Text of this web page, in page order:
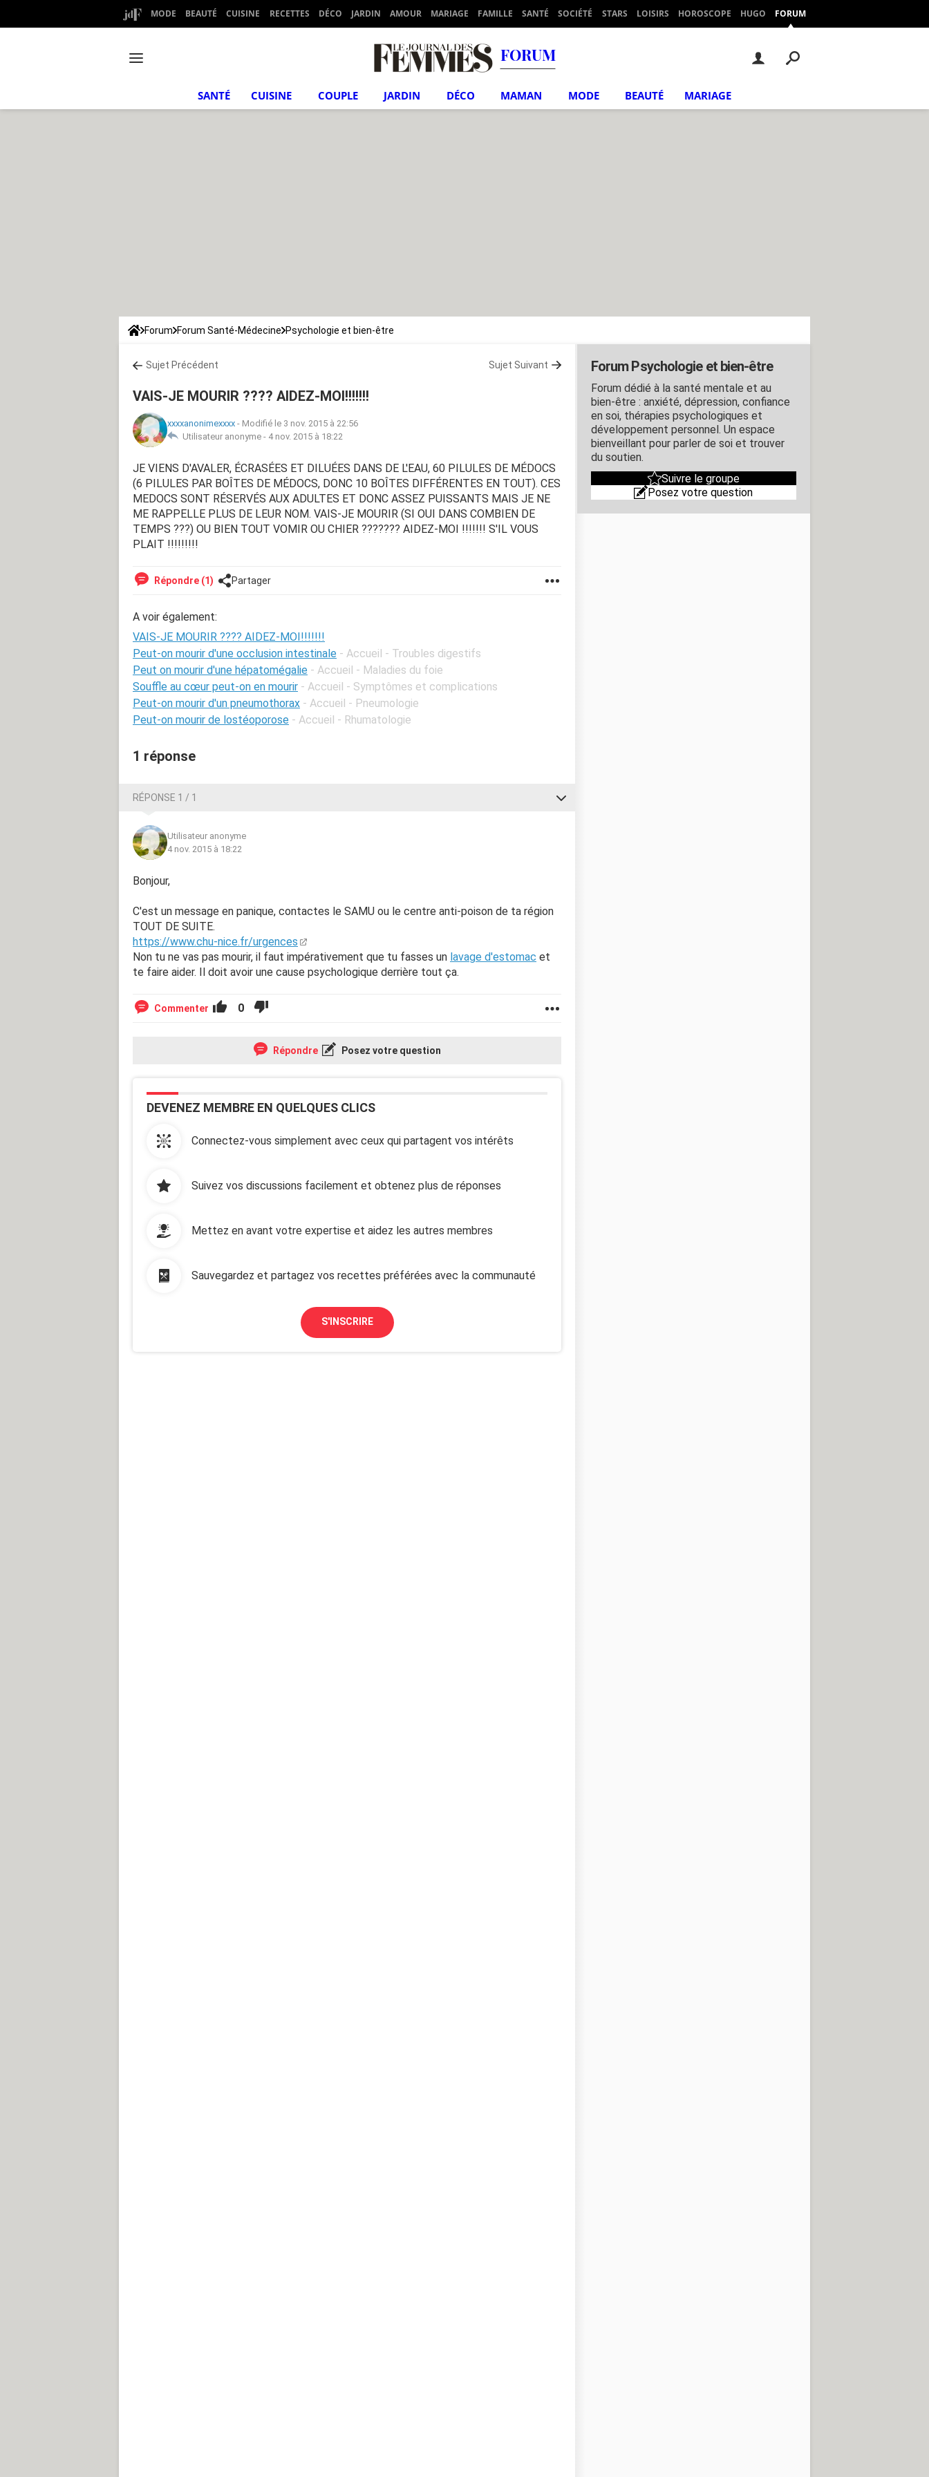
MODE BEAUTÉ CUISINE RECETTES DÉCO JARDIN AMOUR MARIAGE FAMILLE SANTÉ SOCIÉTÉ STARS LOISIRS HOROSCOPE HUGO FORUM
FORUM
SANTÉ CUISINE COUPLE JARDIN DÉCO MAMAN MODE BEAUTÉ MARIAGE
Forum Forum Santé-Médecine Psychologie et bien-être
Sujet Précédent Sujet Suivant
VAIS-JE MOURIR ???? AIDEZ-MOI!!!!!!!
xxxxanonimexxxx - Modifié le 3 nov. 2015 à 22:56
Utilisateur anonyme - 4 nov. 2015 à 18:22
JE VIENS D'AVALER, ÉCRASÉES ET DILUÉES DANS DE L'EAU, 60 PILULES DE MÉDOCS
(6 PILULES PAR BOÎTES DE MÉDOCS, DONC 10 BOÎTES DIFFÉRENTES EN TOUT). CES
MEDOCS SONT RÉSERVÉS AUX ADULTES ET DONC ASSEZ PUISSANTS MAIS JE NE
ME RAPPELLE PLUS DE LEUR NOM. VAIS-JE MOURIR (SI OUI DANS COMBIEN DE
TEMPS ???) OU BIEN TOUT VOMIR OU CHIER ??????? AIDEZ-MOI !!!!!!! S'IL VOUS
PLAIT !!!!!!!!!
Répondre (1) Partager
A voir également:
VAIS-JE MOURIR ???? AIDEZ-MOI!!!!!!!
Peut-on mourir d'une occlusion intestinale - Accueil - Troubles digestifs
Peut on mourir d'une hépatomégalie - Accueil - Maladies du foie
Souffle au cœur peut-on en mourir - Accueil - Symptômes et complications
Peut-on mourir d'un pneumothorax - Accueil - Pneumologie
Peut-on mourir de lostéoporose - Accueil - Rhumatologie
1 réponse
RÉPONSE 1 / 1
Utilisateur anonyme
4 nov. 2015 à 18:22
Bonjour,
C'est un message en panique, contactes le SAMU ou le centre anti-poison de ta région
TOUT DE SUITE.
https://www.chu-nice.fr/urgences
Non tu ne vas pas mourir, il faut impérativement que tu fasses un lavage d'estomac et
te faire aider. Il doit avoir une cause psychologique derrière tout ça.
Commenter 0
Répondre Posez votre question
DEVENEZ MEMBRE EN QUELQUES CLICS
Connectez-vous simplement avec ceux qui partagent vos intérêts
Suivez vos discussions facilement et obtenez plus de réponses
Mettez en avant votre expertise et aidez les autres membres
Sauvegardez et partagez vos recettes préférées avec la communauté
S'INSCRIRE
Forum Psychologie et bien-être
Forum dédié à la santé mentale et au
bien-être : anxiété, dépression, confiance
en soi, thérapies psychologiques et
développement personnel. Un espace
bienveillant pour parler de soi et trouver
du soutien.
Suivre le groupe
Posez votre question